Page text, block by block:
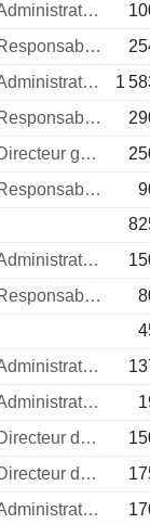
Administrateur
Responsable relations investisseurs
Administrateur
1
Responsable relations investisseurs
Directeur general
Responsable relations investisseurs
Administrateur
Responsable relations investisseurs
Administrateur
Administrateur
Directeur des operations
Directeur des operations
Administrateur